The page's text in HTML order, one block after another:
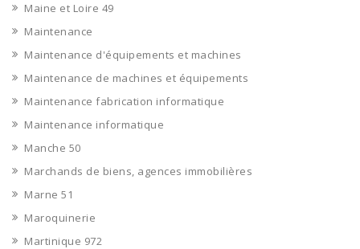
Maine et Loire 49
Maintenance
Maintenance d'équipements et machines
Maintenance de machines et équipements
Maintenance fabrication informatique
Maintenance informatique
Manche 50
Marchands de biens, agences immobilières
Marne 51
Maroquinerie
Martinique 972